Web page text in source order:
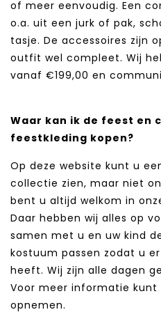
of meer eenvoudig. Een
o.a. uit een jurk of pak,
tasje. De accessoires zijn
outfit wel compleet. Wij
vanaf €199,00 en
Waar kan ik de feest en
feestkleding kopen?
Op deze website kunt u
collectie zien, maar niet
bent u altijd welkom in
Daar hebben wij alles op
samen met u en uw kind
kostuum passen zodat u
heeft. Wij zijn alle dagen
Voor meer informatie kunt
opnemen.